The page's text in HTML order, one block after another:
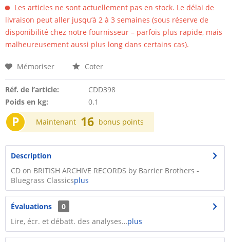
Les articles ne sont actuellement pas en stock. Le délai de
livraison peut aller jusqu’à 2 à 3 semaines (sous réserve de
disponibilité chez notre fournisseur – parfois plus rapide, mais
malheureusement aussi plus long dans certains cas).
Mémoriser Coter
Réf. de l’article:
CDD398
Poids en kg:
0.1
P Maintenant 16 bonus points
Description
CD on BRITISH ARCHIVE RECORDS by Barrier Brothers -
Bluegrass Classicsplus
Évaluations
0
Lire, écr. et débatt. des analyses…plus